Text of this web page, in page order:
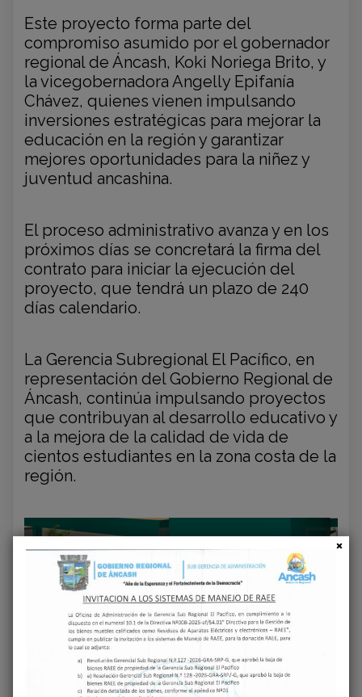
Este proyecto forma parte del
compromiso asumido por el gobernador
regional de Áncash, Koki Noriega Brito, y
la vicegobernadora Angelly Epifanía
Chávez, quienes vienen impulsando
inversiones estratégicas para mejorar la
educación en la región y garantizar
mejores oportunidades para la niñez y
juventud ancashina.
El proceso administrativo avanza y en los
próximos días se concretará la firma del
contrato para iniciar la ejecución del
proyecto, que tendrá un plazo de 240
días calendario.
La Gerencia Subregional El Pacífico, en
representación del Gobierno Regional de
Áncash, continúa impulsando proyectos
que contribuyan al desarrollo educativo y
a la mejora de la calidad de vida de
cientos estudiantes en la zona costa de la
región.